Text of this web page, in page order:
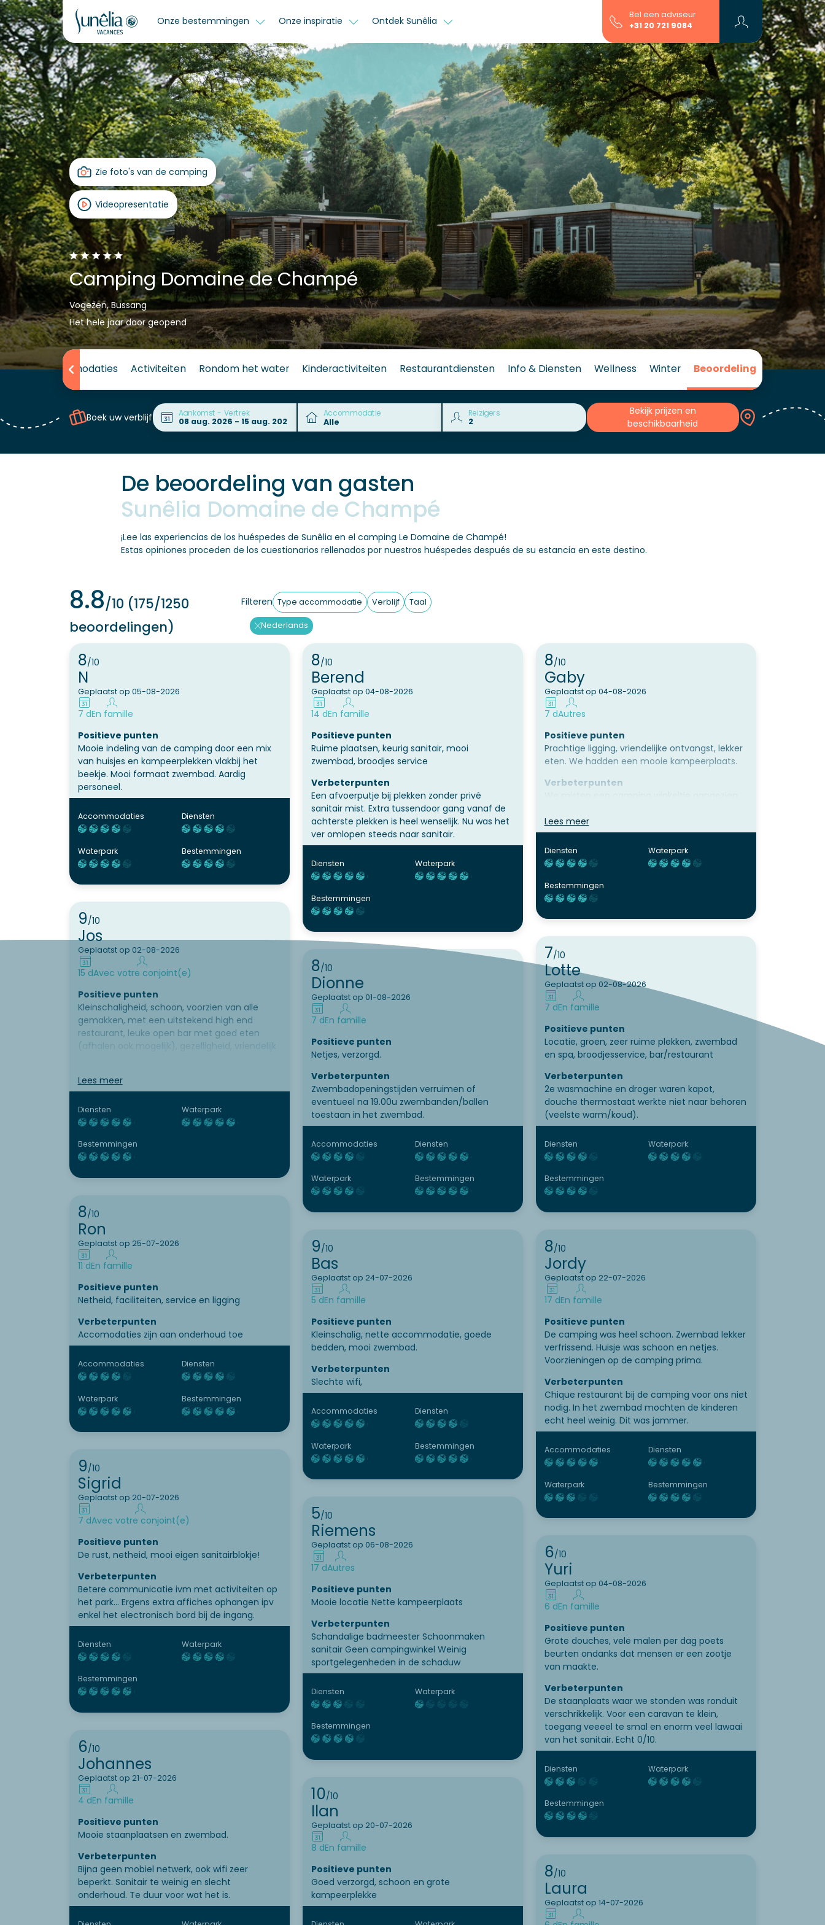
Onze bestemmingen Onze inspiratie Ontdek Sunêlia
Bel een adviseur
+31 20 721 9084
Zie foto's van de camping
Videopresentatie
Camping Domaine de Champé
Vogezen, Bussang
Het hele jaar door geopend
Accommodaties Activiteiten Rondom het water Kinderactiviteiten Restaurantdiensten Info & Diensten Wellness Winter Beoordeling
Boek uw verblijf Aankomst - Vertrek Accommodatie Reizigers
Bekijk prijzen en
beschikbaarheid
De beoordeling van gasten
Sunêlia Domaine de Champé
¡Lee las experiencias de los huéspedes de Sunêlia en el camping Le Domaine de Champé!
Estas opiniones proceden de los cuestionarios rellenados por nuestros huéspedes después de su estancia en este destino.
8.8/10 (175/1250
beoordelingen)
Filteren Type accommodatie Verblijf Taal
Nederlands
8/10
N
Geplaatst op 05-08-2026
7 dEn famille
Positieve punten
Mooie indeling van de camping door een mix
van huisjes en kampeerplekken vlakbij het
beekje. Mooi formaat zwembad. Aardig
personeel.
Accommodaties Diensten
Waterpark Bestemmingen
8/10
Berend
Geplaatst op 04-08-2026
14 dEn famille
Positieve punten
Ruime plaatsen, keurig sanitair, mooi
zwembad, broodjes service
Verbeterpunten
Een afvoerputje bij plekken zonder privé
sanitair mist. Extra tussendoor gang vanaf de
achterste plekken is heel wenselijk. Nu was het
ver omlopen steeds naar sanitair.
Diensten Waterpark
Bestemmingen
8/10
Gaby
Geplaatst op 04-08-2026
7 dAutres
Positieve punten
Prachtige ligging, vriendelijke ontvangst, lekker
eten. We hadden een mooie kampeerplaats.
Verbeterpunten
sanitair ziet er redelijk uit, maar niet erg
schoon. Wij hadden geluk met de kampeerplek
die wij hadden, maar er zijn ook echt plekken
waar ik absoluut niet hadden willen staan. Zoals
Lees meer
Diensten Waterpark
Bestemmingen
9/10
Jos
Geplaatst op 02-08-2026
15 dAvec votre conjoint(e)
Positieve punten
Kleinschaligheid, schoon, voorzien van alle
gemakken, met een uitstekend high end
restaurant, leuke open bar met goed eten
(afhalen ook mogelijk), gezelligheid, vriendelijk
Verbeterpunten
Als enige verbeterpunt zouden de
douchekranen makkelijker en beter instelbaar
Lees meer
Diensten Waterpark
Bestemmingen
7/10
Lotte
Geplaatst op 02-08-2026
7 dEn famille
Positieve punten
Locatie, groen, zeer ruime plekken, zwembad
en spa, broodjesservice, bar/restaurant
Verbeterpunten
2e wasmachine en droger waren kapot,
douche thermostaat werkte niet naar behoren
(veelste warm/koud).
Diensten Waterpark
Bestemmingen
8/10
Dionne
Geplaatst op 01-08-2026
7 dEn famille
Positieve punten
Netjes, verzorgd.
Verbeterpunten
Zwembadopeningstijden verruimen of
eventueel na 19.00u zwembanden/ballen
toestaan in het zwembad.
Accommodaties Diensten
Waterpark Bestemmingen
8/10
Ron
Geplaatst op 25-07-2026
11 dEn famille
Positieve punten
Netheid, faciliteiten, service en ligging
Verbeterpunten
Accomodaties zijn aan onderhoud toe
Accommodaties Diensten
Waterpark Bestemmingen
9/10
Bas
Geplaatst op 24-07-2026
5 dEn famille
Positieve punten
Kleinschalig, nette accommodatie, goede
bedden, mooi zwembad.
Verbeterpunten
Slechte wifi,
Accommodaties Diensten
Waterpark Bestemmingen
8/10
Jordy
Geplaatst op 22-07-2026
17 dEn famille
Positieve punten
De camping was heel schoon. Zwembad lekker
verfrissend. Huisje was schoon en netjes.
Voorzieningen op de camping prima.
Verbeterpunten
Chique restaurant bij de camping voor ons niet
nodig. In het zwembad mochten de kinderen
echt heel weinig. Dit was jammer.
Accommodaties Diensten
Waterpark Bestemmingen
9/10
Sigrid
Geplaatst op 20-07-2026
7 dAvec votre conjoint(e)
Positieve punten
De rust, netheid, mooi eigen sanitairblokje!
Verbeterpunten
Betere communicatie ivm met activiteiten op
het park... Ergens extra affiches ophangen ipv
enkel het electronisch bord bij de ingang.
Diensten Waterpark
Bestemmingen
5/10
Riemens
Geplaatst op 06-08-2026
17 dAutres
Positieve punten
Mooie locatie Nette kampeerplaats
Verbeterpunten
Schandalige badmeester Schoonmaken
sanitair Geen campingwinkel Weinig
sportgelegenheden in de schaduw
Diensten Waterpark
Bestemmingen
6/10
Yuri
Geplaatst op 04-08-2026
6 dEn famille
Positieve punten
Grote douches, vele malen per dag poets
beurten ondanks dat mensen er een zootje
van maakte.
Verbeterpunten
De staanplaats waar we stonden was ronduit
verschrikkelijk. Voor een caravan te klein,
toegang veeeel te smal en enorm veel lawaai
van het sanitair. Echt 0/10.
Diensten Waterpark
Bestemmingen
6/10
Johannes
Geplaatst op 21-07-2026
4 dEn famille
Positieve punten
Mooie staanplaatsen en zwembad.
Verbeterpunten
Bijna geen mobiel netwerk, ook wifi zeer
beperkt. Sanitair te weinig en slecht
onderhoud. Te duur voor wat het is.
10/10
Ilan
Geplaatst op 20-07-2026
8 dEn famille
Positieve punten
Goed verzorgd, schoon en grote
kampeerplekke
8/10
Laura
Geplaatst op 14-07-2026